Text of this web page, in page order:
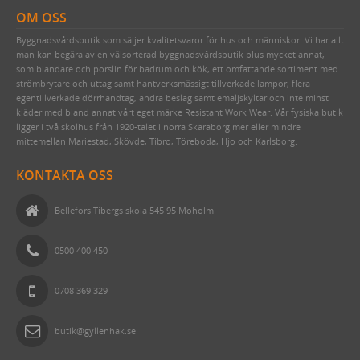
KAKELUGN & VEDSPIS
TILLBEHÖR TILL KAKELUGN
VEDHINKAR & VEDSPISTILLBEHÖR
TAPETER
EGNA TAPETER
TAPETER LIM & HANDTRYCK
TID & RUM
KULTURHISTORISK BOK
TVÅ GÅNGER CARL
FUNKIS
MAKULATURPAPPER
TILLBEHÖR & VERKTYG
SPIK, NUBB & SPÅRSKRUV
HANDSMIDD SVENSK SPIK
KLIPPSPIK
BYGGNADSSPIK
HANDSMIDDA, SVARTBRÄNDA SPIKAR
ROSETTSPIK
KOPPARSPIK KVADRAT
DEKORSPIK
NUBB
TJÄRA, DREV OCH YLLESNÖREN
FÖNSTERVADD OCH FÖNSTERREMSOR
TJÄRPRODUKTER
LINDREV
YLLESNÖREN/ULLSNÖRE
DELIKATESSER & LIVSMEDEL
DELIKATESSLÅDOR
FRÅN HAVET
FRÅN JORDEN
EMALJSKYLTAR, SIFFROR, BOKSTÄVER
EGNA EMALJSKYLTAR I VITT/SVART
NUMMERSKYLTAR I MÄSSING FÖR HUS
SIFFROR OCH BOKSTÄVER I MÄSSING
VITA MED SVART TEXT
GJUTNA SKYLTAR MÄSSING & NICKEL
VERKTYG & YXOR
PENSLAR FÖR LINOLJEFÄRGSMÅLNING
SPEEDHEATER (FÄRGBORTTAGNING)
FÄRGSKRAPOR MED MERA
BRYNEN
STUCKATUR
WEBBUTIK
ÖPPETTIDER
KONTAKTA OSS
OM OSS
Byggnadsvårdsbutik som säljer kvalitetsvaror för hus och människor. Vi har allt
man kan begära av en välsorterad byggnadsvårdsbutik plus mycket annat,
som blandare och porslin för badrum och kök, ett omfattande sortiment med
strömbrytare och uttag samt hantverksmässigt tillverkade lampor, flera
egentillverkade dörrhandtag, andra beslag samt emaljskyltar och inte minst
kläder med bland annat vårt eget märke Resistant Work Wear. Vår fysiska butik
ligger i två skolhus från 1920-talet i norra Skaraborg mer eller mindre
mittemellan Mariestad, Skövde, Tibro, Töreboda, Hjo och Karlsborg.
KONTAKTA OSS
Bellefors Tibergs skola 545 95 Moholm
0500 400 450
0708 369 329
butik@gyllenhak.se